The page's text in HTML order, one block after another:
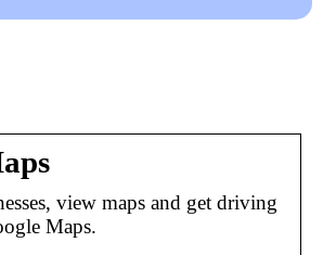
view maps and get driving
Maps.